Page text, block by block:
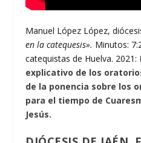
Manuel López López,
en la catequesis». Minutos:
catequistas de Huelva. 2021:
explicativo de los
de la ponencia sobre los
para el tiempo de
Jesús.